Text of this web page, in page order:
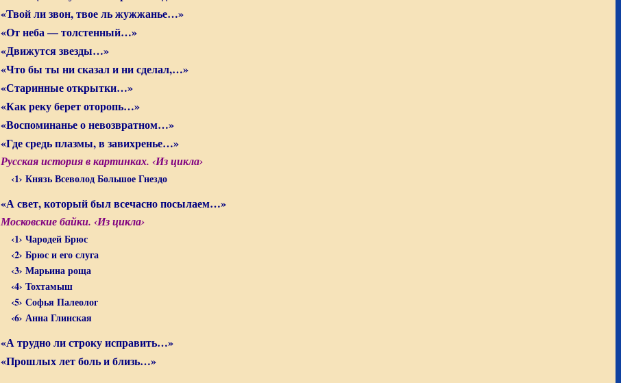
«Твой ли звон, твое ль жужжанье…»
«От неба — толстенный…»
«Движутся звезды…»
«Что бы ты ни сказал и ни сделал,…»
«Старинные открытки…»
«Как реку берет оторопь…»
«Воспоминанье о невозвратном…»
«Где средь плазмы, в завихренье…»
Русская история в картинках. ‹Из цикла›
‹1› Князь Всеволод Большое Гнездо
«А свет, который был всечасно посылаем…»
Московские байки. ‹Из цикла›
‹1› Чародей Брюс
‹2› Брюс и его слуга
‹3› Марьина роща
‹4› Тохтамыш
‹5› Софья Палеолог
‹6› Анна Глинская
«А трудно ли строку исправить…»
«Прошлых лет боль и близь…»